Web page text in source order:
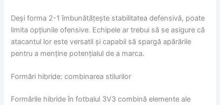
Deși forma 2-1 îmbunătățește stabilitatea defensivă, poate
limita opțiunile ofensive. Echipele ar trebui să se asigure că
atacantul lor este versatil și capabil să spargă apărările
pentru a menține potențialul de a marca.
Formări hibride: combinarea stilurilor
Formările hibride în fotbalul 3V3 combină elemente ale